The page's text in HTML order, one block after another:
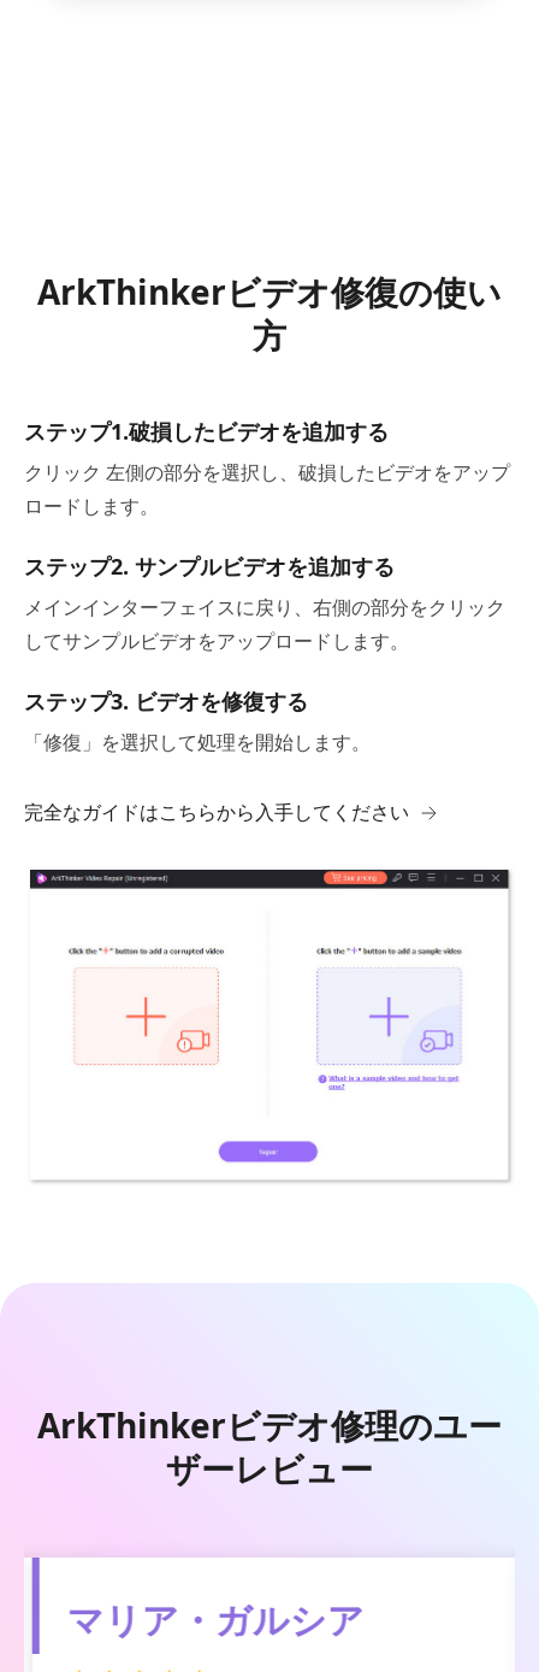
ArkThinkerビデオ修復の使い
方
ステップ1.破損したビデオを追加する
クリック 左側の部分を選択し、破損したビデオをアップ
ロードします。
ステップ2. サンプルビデオを追加する
メインインターフェイスに戻り、右側の部分をクリック
してサンプルビデオをアップロードします。
ステップ3. ビデオを修復する
「修復」を選択して処理を開始します。
完全なガイドはこちらから入手してください
ArkThinkerビデオ修理のユー
ザーレビュー
マリア・ガルシア